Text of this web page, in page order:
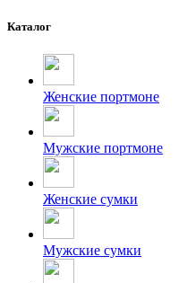
Каталог
Женские портмоне
Мужские портмоне
Женские сумки
Мужские сумки